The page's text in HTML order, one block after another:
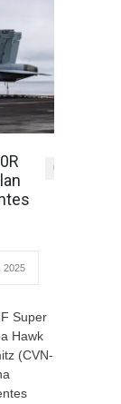
0
2025
Super
Hawk
(CVN-